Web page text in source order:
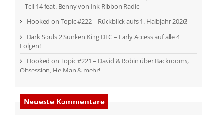
– Teil 14 feat. Benny von Ink Ribbon Radio
Hooked on Topic #222 – Rückblick aufs 1. Halbjahr 2026!
Dark Souls 2 Sunken King DLC – Early Access auf alle 4
Folgen!
Hooked on Topic #221 – David & Robin über Backrooms,
Obsession, He-Man & mehr!
Neueste Kommentare